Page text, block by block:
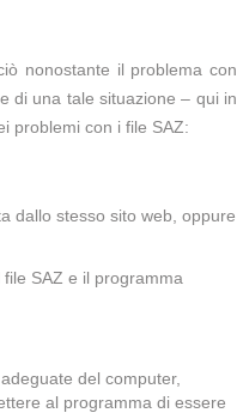
nonostante il problema con
di una tale situazione – qui in
problemi con i file SAZ:
dallo stesso sito web, oppure
SAZ e il programma
del computer,
al programma di essere